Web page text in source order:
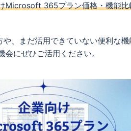
Microsoft 365プラン価格・機能比
、まだ活用できていない便利な
にぜひご活用ください。